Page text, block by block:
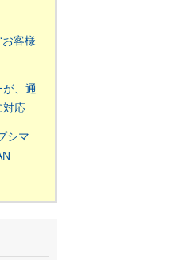
客様
、通
対応
シマ